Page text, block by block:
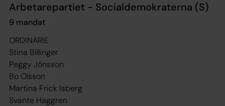
Arbetarepartiet - Socialdemokraterna (S)
9 mandat
ORDINARIE
Stina Billinger
Peggy Jönsson
Bo Olsson
Martina Frick Isberg
Svante Haggren